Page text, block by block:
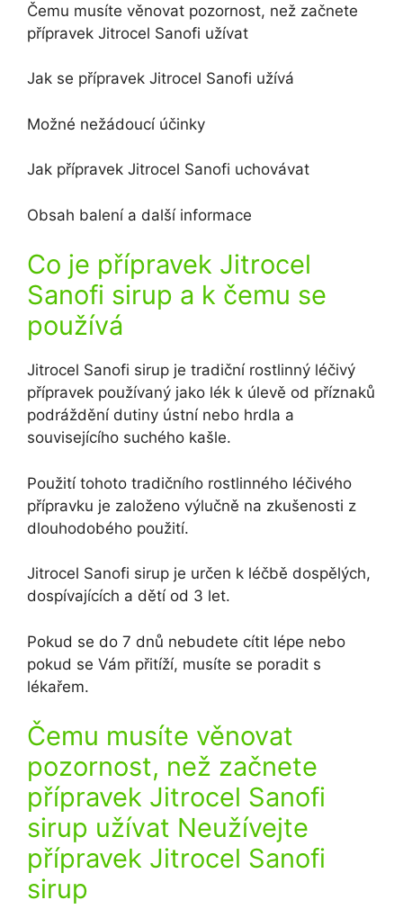
Čemu musíte věnovat pozornost, než začnete
přípravek Jitrocel Sanofi užívat
Jak se přípravek Jitrocel Sanofi užívá
Možné nežádoucí účinky
Jak přípravek Jitrocel Sanofi uchovávat
Obsah balení a další informace
Co je přípravek Jitrocel
Sanofi sirup a k čemu se
používá
Jitrocel Sanofi sirup je tradiční rostlinný léčivý
přípravek používaný jako lék k úlevě od příznaků
podráždění dutiny ústní nebo hrdla a
souvisejícího suchého kašle.
Použití tohoto tradičního rostlinného léčivého
přípravku je založeno výlučně na zkušenosti z
dlouhodobého použití.
Jitrocel Sanofi sirup je určen k léčbě dospělých,
dospívajících a dětí od 3 let.
Pokud se do 7 dnů nebudete cítit lépe nebo
pokud se Vám přitíží, musíte se poradit s
lékařem.
Čemu musíte věnovat
pozornost, než začnete
přípravek Jitrocel Sanofi
sirup užívat Neužívejte
přípravek Jitrocel Sanofi
sirup